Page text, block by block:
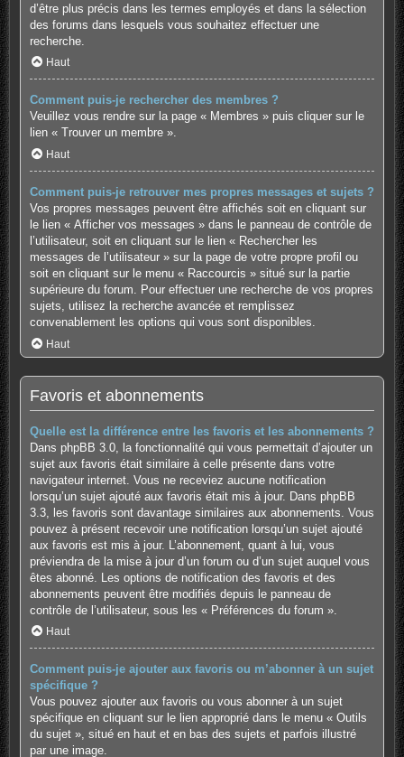
d’être plus précis dans les termes employés et dans la sélection
des forums dans lesquels vous souhaitez effectuer une
recherche.
Haut
Comment puis-je rechercher des membres ?
Veuillez vous rendre sur la page « Membres » puis cliquer sur le
lien « Trouver un membre ».
Haut
Comment puis-je retrouver mes propres messages et sujets ?
Vos propres messages peuvent être affichés soit en cliquant sur
le lien « Afficher vos messages » dans le panneau de contrôle de
l’utilisateur, soit en cliquant sur le lien « Rechercher les
messages de l’utilisateur » sur la page de votre propre profil ou
soit en cliquant sur le menu « Raccourcis » situé sur la partie
supérieure du forum. Pour effectuer une recherche de vos propres
sujets, utilisez la recherche avancée et remplissez
convenablement les options qui vous sont disponibles.
Haut
Favoris et abonnements
Quelle est la différence entre les favoris et les abonnements ?
Dans phpBB 3.0, la fonctionnalité qui vous permettait d’ajouter un
sujet aux favoris était similaire à celle présente dans votre
navigateur internet. Vous ne receviez aucune notification
lorsqu’un sujet ajouté aux favoris était mis à jour. Dans phpBB
3.3, les favoris sont davantage similaires aux abonnements. Vous
pouvez à présent recevoir une notification lorsqu’un sujet ajouté
aux favoris est mis à jour. L’abonnement, quant à lui, vous
préviendra de la mise à jour d’un forum ou d’un sujet auquel vous
êtes abonné. Les options de notification des favoris et des
abonnements peuvent être modifiés depuis le panneau de
contrôle de l’utilisateur, sous les « Préférences du forum ».
Haut
Comment puis-je ajouter aux favoris ou m’abonner à un sujet
spécifique ?
Vous pouvez ajouter aux favoris ou vous abonner à un sujet
spécifique en cliquant sur le lien approprié dans le menu « Outils
du sujet », situé en haut et en bas des sujets et parfois illustré
par une image.